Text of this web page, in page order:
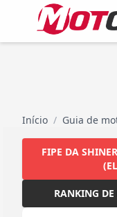
Início / Guia de
FIPE DA
RANKING